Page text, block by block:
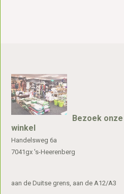
Bezoek onze
winkel
Handelsweg 6a
7041gx 's-Heerenberg
aan de Duitse grens, aan de A12/A3